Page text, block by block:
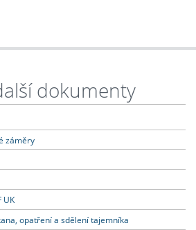
dokumenty
záměry
UK
opatření a sdělení tajemníka